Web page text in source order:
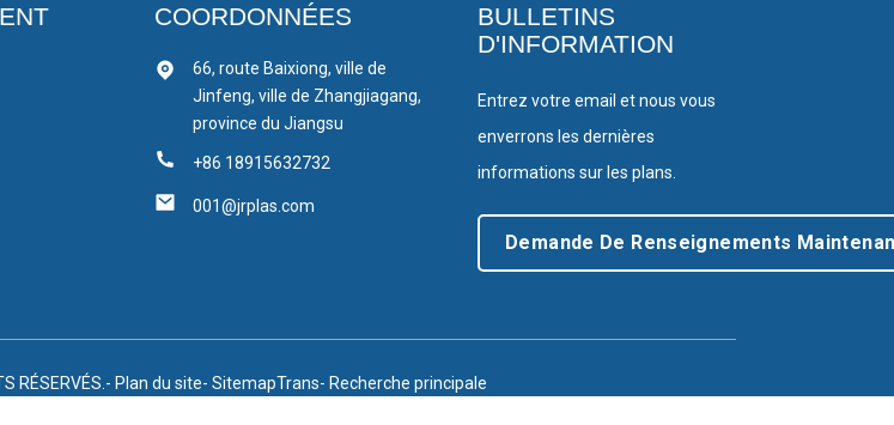
COORDONNÉES
66, route Baixiong, ville de
Jinfeng, ville de Zhangjiagang,
province du Jiangsu
+86 18915632732
001@jrplas.com
BULLETINS
D'INFORMATION
Entrez votre email et nous vous
enverrons les dernières
informations sur les plans.
Demande De Renseignements
RÉSERVÉS. - Plan du site- SitemapTrans- Recherche principale